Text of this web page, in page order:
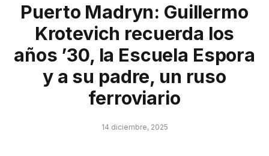
Puerto Madryn: Guillermo
Krotevich recuerda los
años ’30, la Escuela Espora
y a su padre, un ruso
ferroviario
14 diciembre, 2025